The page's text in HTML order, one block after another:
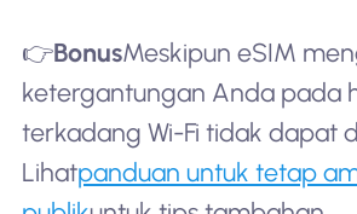
👉BonusMeskipun eSIM
ketergantungan Anda pada
terkadang Wi-Fi tidak dapat
Lihatpanduan untuk tetap